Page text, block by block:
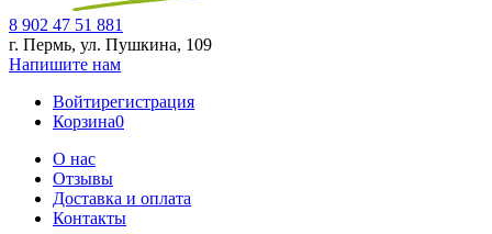
8 902 47 51 881
г. Пермь, ул. Пушкина, 109
Напишите нам
Войтирегистрация
Корзина0
О нас
Отзывы
Доставка и оплата
Контакты